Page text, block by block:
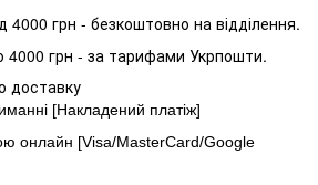
4000 грн - безкоштовно на відділення.
4000 грн - за тарифами Укрпошти.
доставку
[Накладений платіж]
онлайн [Visa/MasterCard/Google